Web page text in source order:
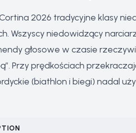
2026 tradycyjne klasy
Wszyscy niedowidzący
głosowe w czasie
Przy prędkościach
(biathlon i biegi) nadal